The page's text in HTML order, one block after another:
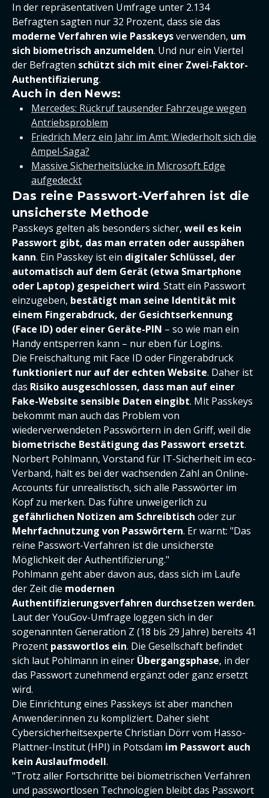
In der repräsentativen Umfrage unter 2.134
Befragten sagten nur 32 Prozent, dass sie das
moderne Verfahren wie Passkeysverwenden, um
sich biometrisch anzumelden. Und nur ein Viertel
der Befragten schützt sich mit einer Zwei-Faktor-
Authentifizierung.
Auch in den News:
Mercedes: Rückruf tausender Fahrzeuge wegen
Antriebsproblem
Friedrich Merz ein Jahr im Amt: Wiederholt sich die
Ampel-Saga?
Massive Sicherheitslücke in Microsoft Edge
aufgedeckt
Das reine Passwort-Verfahren ist die
unsicherste Methode
Passkeys gelten als besonders sicher, weil es kein
Passwort gibt, das man erraten oder ausspähen
kann. Ein Passkey ist ein digitaler Schlüssel, der
automatisch auf dem Gerät (etwa Smartphone
oder Laptop) gespeichert wird. Statt ein Passwort
einzugeben, bestätigt man seine Identität mit
einem Fingerabdruck, der Gesichtserkennung
(Face ID) oder einer Geräte-PIN – so wie man ein
Handy entsperren kann – nur eben für Logins.
Die Freischaltung mit Face ID oder Fingerabdruck
funktioniert nur auf der echten Website. Daher ist
das Risiko ausgeschlossen, dass man auf einer
Fake-Website sensible Daten eingibt. Mit Passkeys
bekommt man auch das Problem von
wiederverwendeten Passwörtern in den Griff, weil die
biometrische Bestätigung das Passwort ersetzt.
Norbert Pohlmann, Vorstand für IT-Sicherheit im eco-
Verband, hält es bei der wachsenden Zahl an Online-
Accounts für unrealistisch, sich alle Passwörter im
Kopf zu merken. Das führe unweigerlich zu
gefährlichen Notizen am Schreibtisch oder zur
Mehrfachnutzung von Passwörtern. Er warnt: "Das
reine Passwort-Verfahren ist die unsicherste
Möglichkeit der Authentifizierung."
Pohlmann geht aber davon aus, dass sich im Laufe
der Zeit die modernen
Authentifizierungsverfahren durchsetzen werden.
Laut der YouGov-Umfrage loggen sich in der
sogenannten Generation Z (18 bis 29 Jahre) bereits 41
Prozent passwortlos ein. Die Gesellschaft befindet
sich laut Pohlmann in einer Übergangsphase, in der
das Passwort zunehmend ergänzt oder ganz ersetzt
wird.
Die Einrichtung eines Passkeys ist aber manchen
Anwender:innen zu kompliziert. Daher sieht
Cybersicherheitsexperte Christian Dörr vom Hasso-
Plattner-Institut (HPI) in Potsdam im Passwort auch
kein Auslaufmodell.
"Trotz aller Fortschritte bei biometrischen Verfahren
und passwortlosen Technologien bleibt das Passwort